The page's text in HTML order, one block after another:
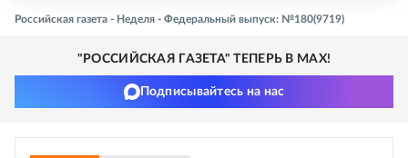
Российская газета - Неделя - Федеральный выпуск: №180(9719)
"РОССИЙСКАЯ ГАЗЕТА" ТЕПЕРЬ В MAX!
Подписывайтесь на нас